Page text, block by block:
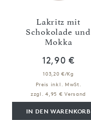
Lakritz mit
Schokolade und
Mokka
12,90 €
103,20 €/Kg
Preis inkl. MwSt.
zzgl. 4,95 € Versand
IN DEN WARENKORB